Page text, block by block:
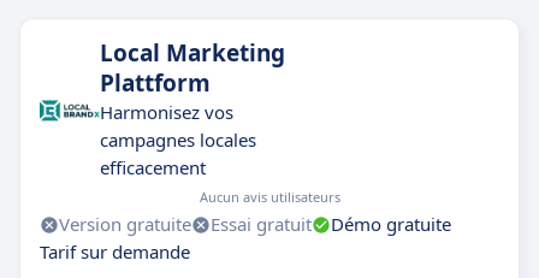
Local Marketing
Plattform
Harmonisez vos
campagnes locales
efficacement
Aucun avis utilisateurs
Version gratuite Essai gratuit
Démo gratuite
Tarif sur demande